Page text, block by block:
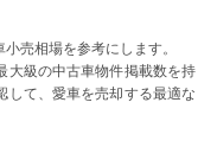
売相場を参考にします。
大級の中古車物件掲載数を持
して、愛車を売却する最適な